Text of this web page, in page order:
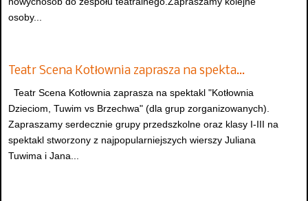
osoby...
Teatr Scena Kotłownia zaprasza na spekta…
Teatr Scena Kotłownia zaprasza na spektakl "Kotłownia
Dzieciom, Tuwim vs Brzechwa" (dla grup zorganizowanych).
Zapraszamy serdecznie grupy przedszkolne oraz klasy I-III na
spektakl stworzony z najpopularniejszych wierszy Juliana
Tuwima i Jana...